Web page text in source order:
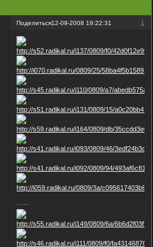
Поделиться 1
12-09-2008 19:22:31
-----